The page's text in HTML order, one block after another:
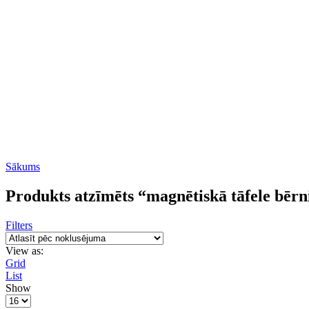
Sākums
Produkts atzīmēts “magnētiskā tāfele
Filters
View as:
Grid
List
Show